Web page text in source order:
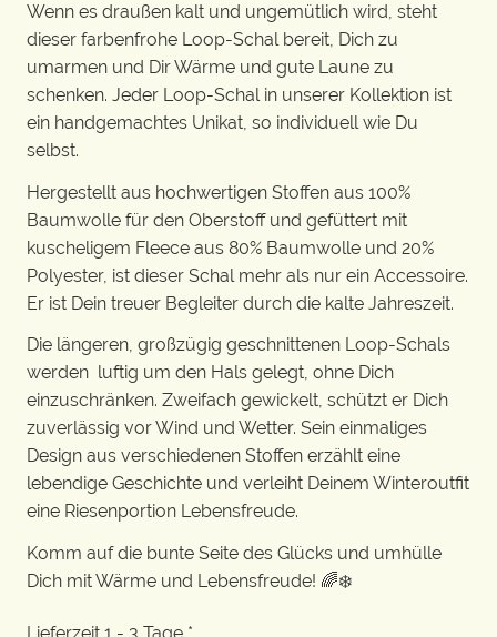
Wenn es draußen kalt und ungemütlich wird, steht
dieser farbenfrohe Loop-Schal bereit, Dich zu
umarmen und Dir Wärme und gute Laune zu
schenken. Jeder Loop-Schal in unserer Kollektion ist
ein handgemachtes Unikat, so individuell wie Du
selbst.
Hergestellt aus hochwertigen Stoffen aus 100%
Baumwolle für den Oberstoff und gefüttert mit
kuscheligem Fleece aus 80% Baumwolle und 20%
Polyester, ist dieser Schal mehr als nur ein Accessoire.
Er ist Dein treuer Begleiter durch die kalte Jahreszeit.
Die längeren, großzügig geschnittenen Loop-Schals
werden luftig um den Hals gelegt, ohne Dich
einzuschränken. Zweifach gewickelt, schützt er Dich
zuverlässig vor Wind und Wetter. Sein einmaliges
Design aus verschiedenen Stoffen erzählt eine
lebendige Geschichte und verleiht Deinem Winteroutfit
eine Riesenportion Lebensfreude.
Komm auf die bunte Seite des Glücks und umhülle
Dich mit Wärme und Lebensfreude! 🌈❄️
Lieferzeit 1 - 3 Tage *